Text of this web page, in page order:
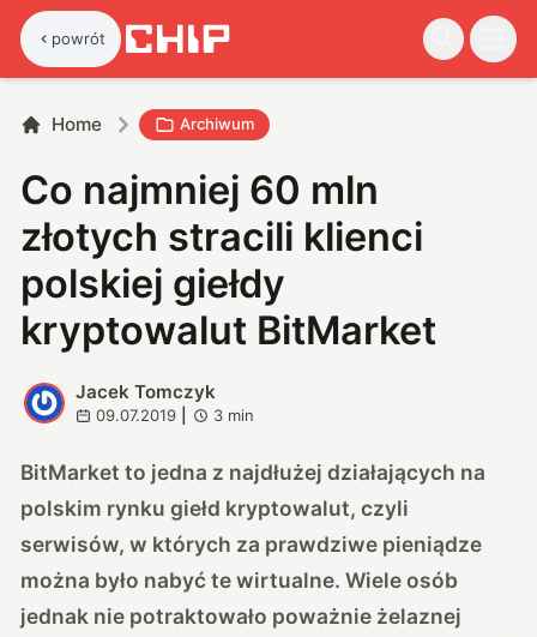
powrót
Home Archiwum
Co najmniej 60 mln
złotych stracili klienci
polskiej giełdy
kryptowalut BitMarket
J
Jacek Tomczyk
09.07.2019 3 min
BitMarket to jedna z najdłużej działających na
polskim rynku giełd kryptowalut, czyli
serwisów, w których za prawdziwe pieniądze
można było nabyć te wirtualne. Wiele osób
jednak nie potraktowało poważnie żelaznej